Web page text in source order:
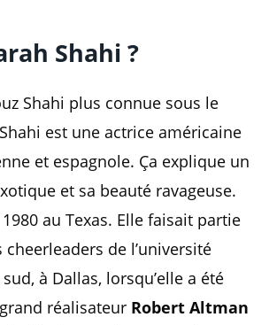
Shahi ?
Shahi plus connue sous le
est une actrice américaine
et espagnole. Ça explique un
et sa beauté ravageuse.
au Texas. Elle faisait partie
cheerleaders de l’université
à Dallas, lorsqu’elle a été
réalisateur Robert Altman